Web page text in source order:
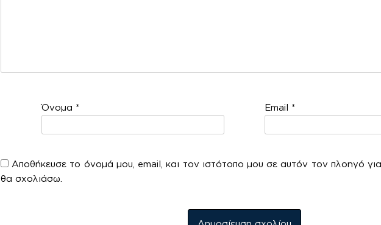
Όνομα * Email *
Αποθήκευσε το όνομά μου, email, και τον ιστότοπο μου σε αυτόν τον πλοηγό
θα σχολιάσω.